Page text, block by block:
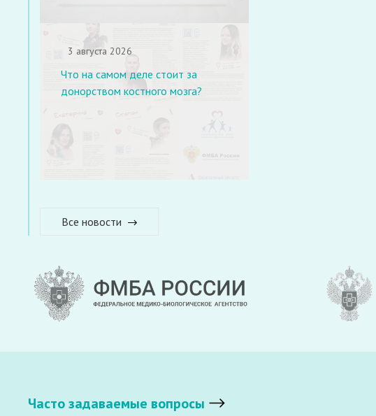
3 августа 2026
Что на самом деле стоит за
донорством костного мозга?
Все новости
Часто задаваемые вопросы